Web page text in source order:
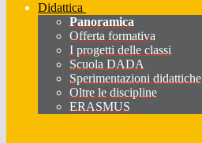
Didattica
Panoramica
Offerta formativa
I progetti delle classi
Scuola DADA
Sperimentazioni didattiche
Oltre le discipline
ERASMUS